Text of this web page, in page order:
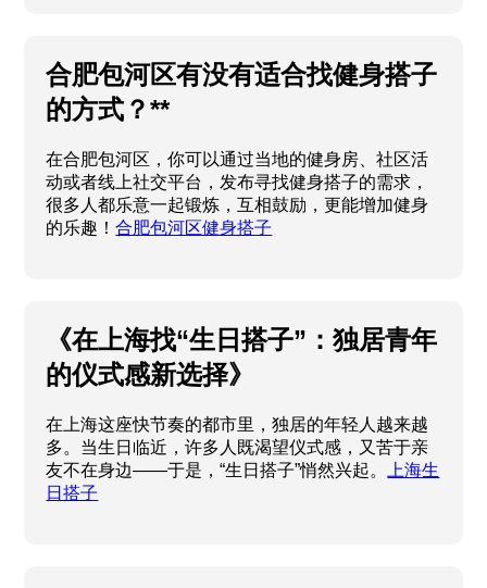
合肥包河区有没有适合找健身搭子
的方式？**
在合肥包河区，你可以通过当地的健身房、社区活
动或者线上社交平台，发布寻找健身搭子的需求，
很多人都乐意一起锻炼，互相鼓励，更能增加健身
的乐趣！合肥包河区健身搭子
《在上海找“生日搭子”：独居青年
的仪式感新选择》
在上海这座快节奏的都市里，独居的年轻人越来越
多。当生日临近，许多人既渴望仪式感，又苦于亲
友不在身边——于是，“生日搭子”悄然兴起。
上海生
日搭子